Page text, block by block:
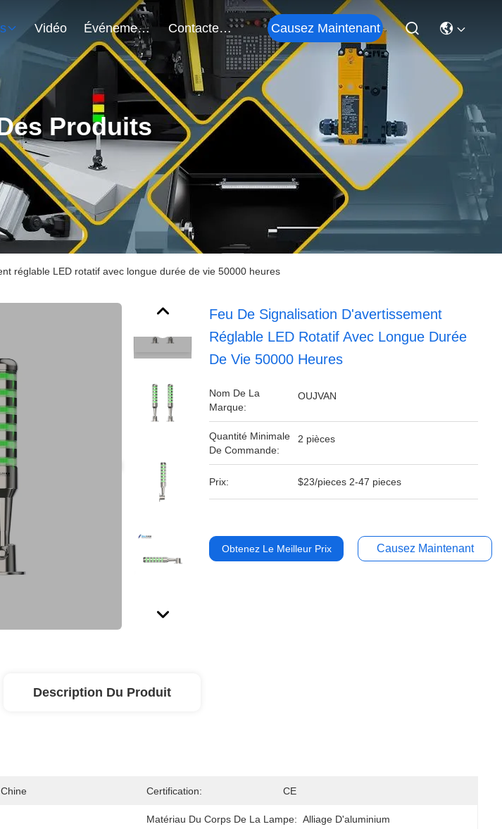
Vidéo Événements Contactez-Nous Causez Maintenant
Produits
réglable LED rotatif avec longue durée de vie 50000 heures
Feu De Signalisation D'avertissement
Réglable LED Rotatif Avec Longue Durée
De Vie 50000 Heures
Nom De La
Marque:
OUJVAN
Quantité Minimale
De Commande:
2 pièces
Prix: $23/pieces 2-47 pieces
Obtenez Le Meilleur Prix Causez Maintenant
Description Du Produit
Certification: CE
Matériau Du Corps De La Lampe: Alliage D'aluminium